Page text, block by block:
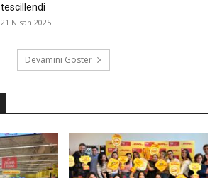
tescillendi
21 Nisan 2025
Devamını Göster